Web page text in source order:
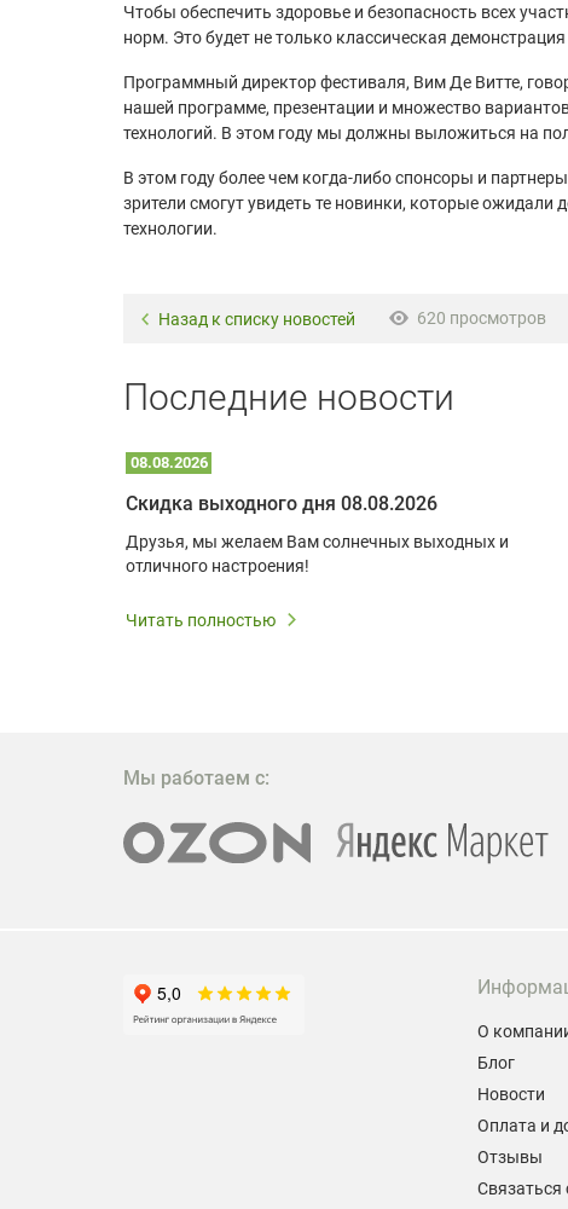
Чтобы обеспечить здоровье и безопасность всех
норм. Это будет не только классическая
Программный директор фестиваля, Вим Де Витте,
нашей программе, презентации и множество
технологий. В этом году мы должны выложиться на
В этом году более чем когда-либо спонсоры и
зрители смогут увидеть те новинки, которые
технологии.
Назад к списку новостей 620 просмотров
Последние новости
08.08.2026
Скидка выходного дня 08.08.2026
Друзья, мы желаем Вам солнечных выходных и
отличного настроения!
Читать полностью
Мы работаем с:
О
Блог
Новости
Оплата и
Отзывы
Связаться